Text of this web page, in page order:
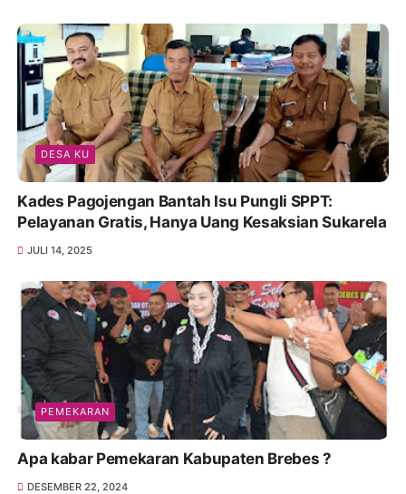
DESA KU
Kades Pagojengan Bantah Isu Pungli SPPT:
Pelayanan Gratis, Hanya Uang Kesaksian Sukarela
JULI 14, 2025
PEMEKARAN
Apa kabar Pemekaran Kabupaten Brebes ?
DESEMBER 22, 2024